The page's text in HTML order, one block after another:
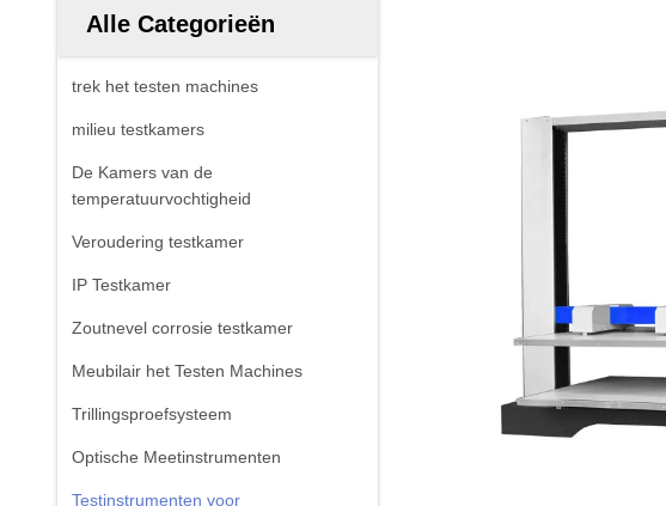
Alle Categorieën
trek het testen machines
milieu testkamers
De Kamers van de
temperatuurvochtigheid
Veroudering testkamer
IP Testkamer
Zoutnevel corrosie testkamer
Meubilair het Testen Machines
Trillingsproefsysteem
Optische Meetinstrumenten
Testinstrumenten voor